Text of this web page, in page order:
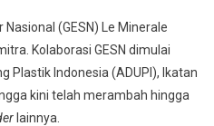
(GESN) Le Minerale
Kolaborasi GESN dimulai
Plastik Indonesia (ADUPI), Ikatan
kini telah merambah hingga
lainnya.